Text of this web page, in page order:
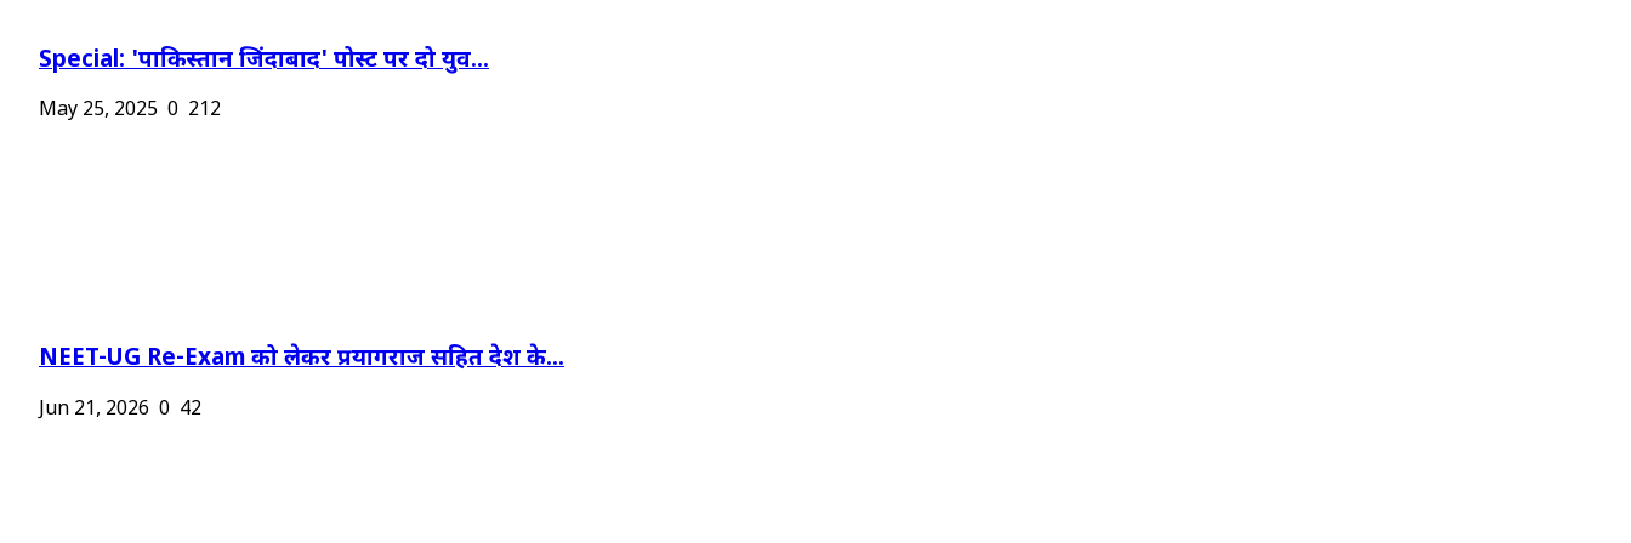
Special: 'पाकिस्तान जिंदाबाद' पोस्ट पर दो युव...
May 25, 2025 0 212
NEET-UG Re-Exam को लेकर प्रयागराज सहित देश के...
Jun 21, 2026 0 42